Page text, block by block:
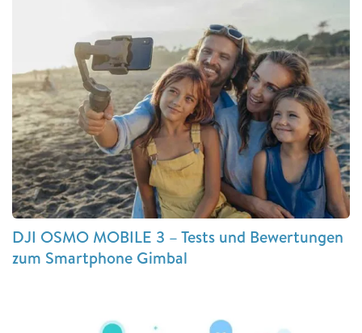
DJI OSMO MOBILE 3 – Tests und Bewertungen
zum Smartphone Gimbal